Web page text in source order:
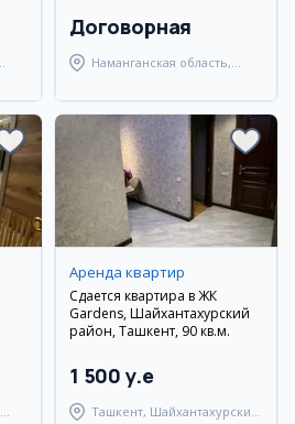
Договорная
Наманганская область,
Аренда квартир
Сдается квартира в ЖК
Gardens, Шайхантахурский
район, Ташкент, 90 кв.м.
1 500 y.e
Ташкент, Шайхантахурский